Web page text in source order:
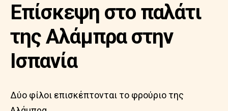
Επίσκεψη στο παλάτι
της Αλάμπρα στην
Ισπανία
Δύο φίλοι επισκέπτονται το φρούριο της